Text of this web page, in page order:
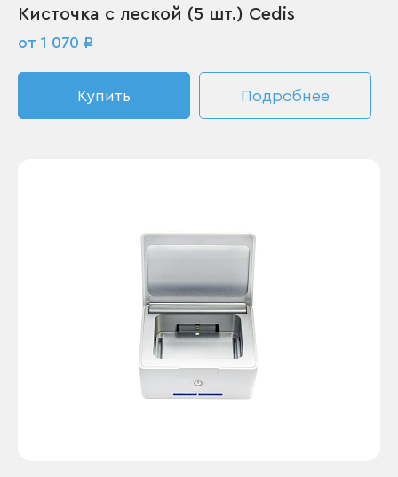
Кисточка с леской (5 шт.) Cedis
от 1 070 ₽
Купить Подробнее